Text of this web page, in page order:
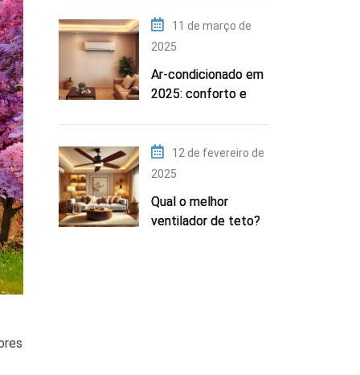
11 de março de
2025
Ar-condicionado em
2025: conforto e
12 de fevereiro de
2025
Qual o melhor
ventilador de teto?